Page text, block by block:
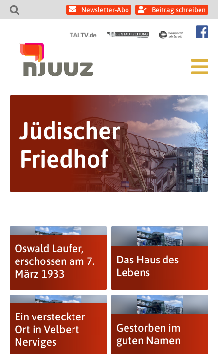
Newsletter-Abo Beitrag schreiben
Jüdischer
Friedhof
Oswald Laufer,
erschossen am 7.
März 1933
Das Haus des
Lebens
Ein versteckter
Ort in Velbert
Nerviges
Gestorben im
guten Namen